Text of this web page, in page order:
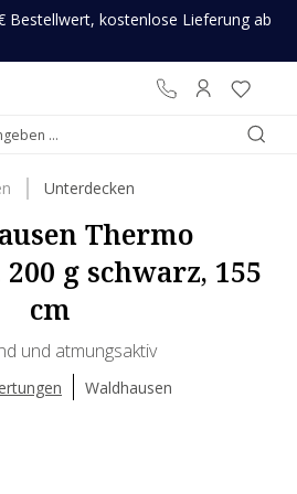
Bestellwert, kostenlose Lieferung ab
Unterdecken
Thermo
g schwarz, 155
cm
und atmungsaktiv
Waldhausen